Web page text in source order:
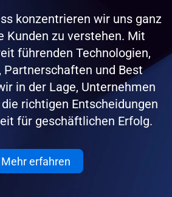
konzentrieren wir uns ganz
Kunden zu verstehen. Mit
führenden Technologien,
Partnerschaften und Best
in der Lage, Unternehmen
richtigen Entscheidungen
für geschäftlichen Erfolg.
Mehr erfahren